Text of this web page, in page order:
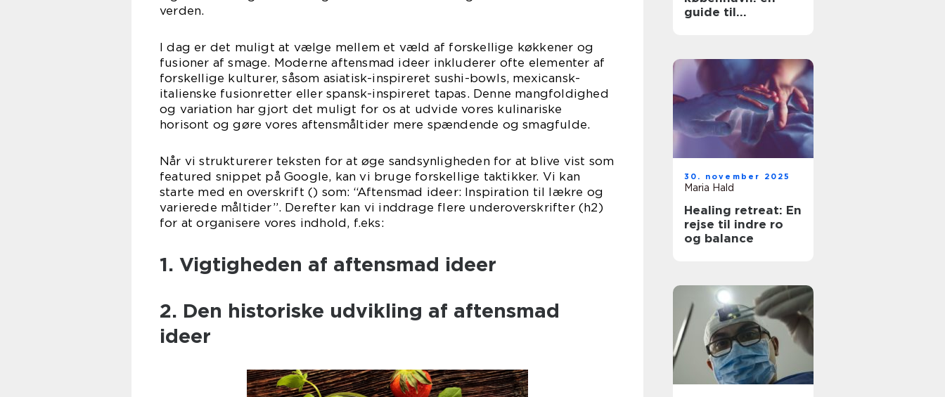
verden.
I dag er det muligt at vælge mellem et væld af forskellige køkkener og
fusioner af smage. Moderne aftensmad ideer inkluderer ofte elementer af
forskellige kulturer, såsom asiatisk-inspireret sushi-bowls, mexicansk-
italienske fusionretter eller spansk-inspireret tapas. Denne mangfoldighed
og variation har gjort det muligt for os at udvide vores kulinariske
horisont og gøre vores aftensmåltider mere spændende og smagfulde.
Når vi strukturerer teksten for at øge sandsynligheden for at blive vist som
featured snippet på Google, kan vi bruge forskellige taktikker. Vi kan
starte med en overskrift () som: “Aftensmad ideer: Inspiration til lækre og
varierede måltider”. Derefter kan vi inddrage flere underoverskrifter (h2)
for at organisere vores indhold, f.eks:
1. Vigtigheden af aftensmad ideer
2. Den historiske udvikling af aftensmad
ideer
guide til
30. november 2025
Maria Hald
Healing retreat: En
rejse til indre ro
og balance